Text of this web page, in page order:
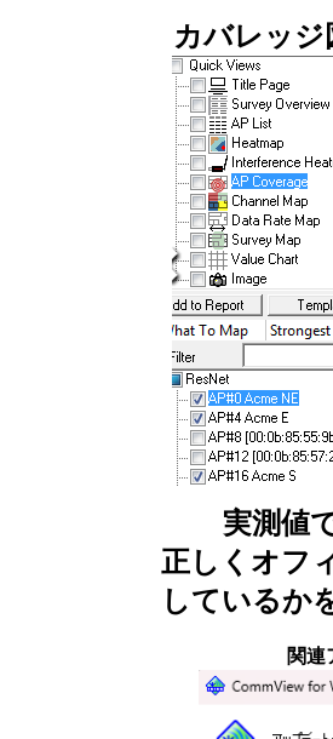
カバレッジ
実測値
正しくオフ
しているか
関連